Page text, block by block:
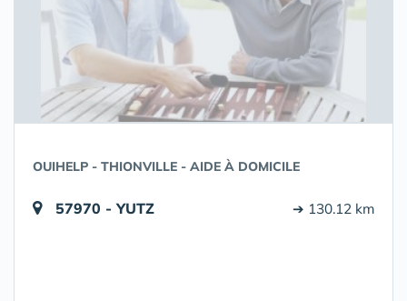
OUIHELP - THIONVILLE - AIDE À DOMICILE
57970 - YUTZ ➔ 130.12 km